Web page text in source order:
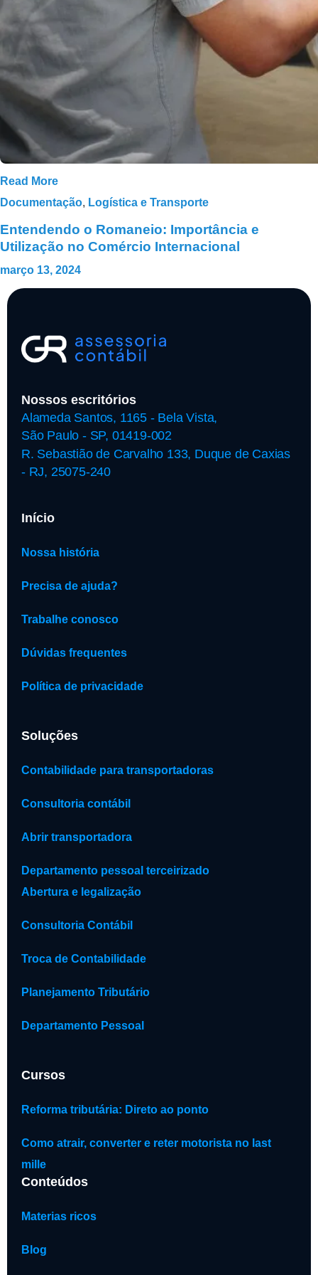
Read More
Documentação, Logística e Transporte
Entendendo o Romaneio: Importância e
Utilização no Comércio Internacional
março 13, 2024
Nossos escritórios
Alameda Santos, 1165 - Bela Vista,
São Paulo - SP, 01419-002
R. Sebastião de Carvalho 133, Duque de Caxias
- RJ, 25075-240
Início
Nossa história
Precisa de ajuda?
Trabalhe conosco
Dúvidas frequentes
Política de privacidade
Soluções
Contabilidade para transportadoras
Consultoria contábil
Abrir transportadora
Departamento pessoal terceirizado
Abertura e legalização
Consultoria Contábil
Troca de Contabilidade
Planejamento Tributário
Departamento Pessoal
Cursos
Reforma tributária: Direto ao ponto
Como atrair, converter e reter motorista no last
mille
Conteúdos
Materias ricos
Blog